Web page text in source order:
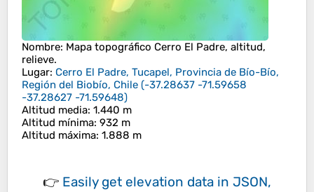
Nombre: Mapa topográfico Cerro El Padre, altitud,
relieve.
Lugar: Cerro El Padre, Tucapel, Provincia de Bío-Bío,
Región del Biobío, Chile (-37.28637 -71.59658
-37.28627 -71.59648)
Altitud media: 1.440 m
Altitud mínima: 932 m
Altitud máxima: 1.888 m
👉 Easily get elevation data in JSON,